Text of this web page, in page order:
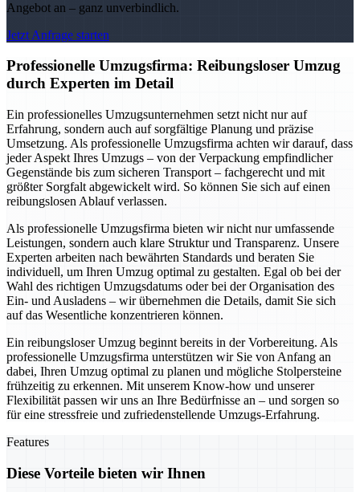
Angebot an – ganz unverbindlich.
Jetzt Anfrage starten
Professionelle Umzugsfirma: Reibungsloser Umzug
durch Experten im Detail
Ein professionelles Umzugsunternehmen setzt nicht nur auf
Erfahrung, sondern auch auf sorgfältige Planung und präzise
Umsetzung. Als professionelle Umzugsfirma achten wir darauf, dass
jeder Aspekt Ihres Umzugs – von der Verpackung empfindlicher
Gegenstände bis zum sicheren Transport – fachgerecht und mit
größter Sorgfalt abgewickelt wird. So können Sie sich auf einen
reibungslosen Ablauf verlassen.
Als professionelle Umzugsfirma bieten wir nicht nur umfassende
Leistungen, sondern auch klare Struktur und Transparenz. Unsere
Experten arbeiten nach bewährten Standards und beraten Sie
individuell, um Ihren Umzug optimal zu gestalten. Egal ob bei der
Wahl des richtigen Umzugsdatums oder bei der Organisation des
Ein- und Ausladens – wir übernehmen die Details, damit Sie sich
auf das Wesentliche konzentrieren können.
Ein reibungsloser Umzug beginnt bereits in der Vorbereitung. Als
professionelle Umzugsfirma unterstützen wir Sie von Anfang an
dabei, Ihren Umzug optimal zu planen und mögliche Stolpersteine
frühzeitig zu erkennen. Mit unserem Know-how und unserer
Flexibilität passen wir uns an Ihre Bedürfnisse an – und sorgen so
für eine stressfreie und zufriedenstellende Umzugs-Erfahrung.
Features
Diese Vorteile bieten wir Ihnen